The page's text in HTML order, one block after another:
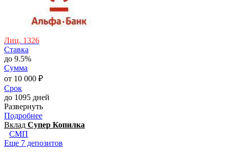
Лиц. 1326
Ставка
до 9.5%
Сумма
от 10 000 ₽
Срок
до 1095 дней
Развернуть
Подробнее
Вклад Супер Копилка
СМП
Еще 7 депозитов